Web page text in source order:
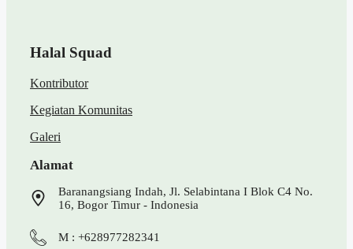
Halal Squad
Kontributor
Kegiatan Komunitas
Galeri
Alamat
Baranangsiang Indah, Jl. Selabintana I Blok C4 No.
16, Bogor Timur - Indonesia
M : +628977282341